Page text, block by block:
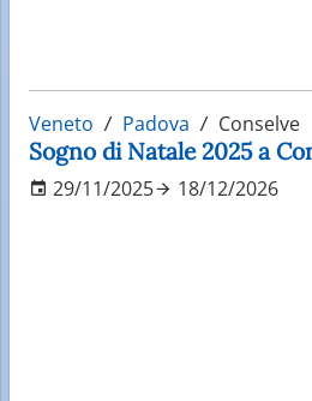
Veneto Padova Conselve
Sogno di Natale 2025 a
29/11/2025 18/12/2026